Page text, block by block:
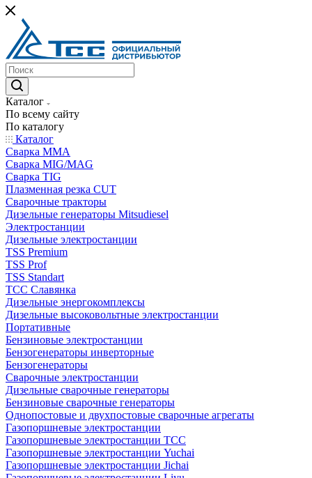
Каталог
По всему сайту
По каталогу
Каталог
Сварка MMA
Сварка MIG/MAG
Сварка TIG
Плазменная резка CUT
Сварочные тракторы
Дизельные генераторы Mitsudiesel
Электростанции
Дизельные электростанции
TSS Premium
TSS Prof
TSS Standart
ТСС Славянка
Дизельные энергокомплексы
Дизельные высоковольтные электростанции
Портативные
Бензиновые электростанции
Бензогенераторы инверторные
Бензогенераторы
Сварочные электростанции
Дизельные сварочные генераторы
Бензиновые сварочные генераторы
Однопостовые и двухпостовые сварочные агрегаты
Газопоршневые электростанции
Газопоршневые электростанции ТСС
Газопоршневые электростанции Yuchai
Газопоршневые электростанции Jichai